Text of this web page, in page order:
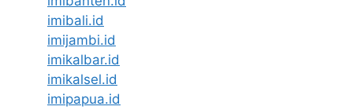
imibali.id
imijambi.id
imikalbar.id
imikalsel.id
imipapua.id